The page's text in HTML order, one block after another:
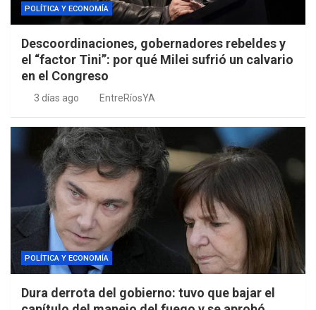
POLÍTICA Y ECONOMÍA
Descoordinaciones, gobernadores rebeldes y
el “factor Tini”: por qué Milei sufrió un calvario
en el Congreso
3 días ago EntreRíosYA
POLÍTICA Y ECONOMÍA
Dura derrota del gobierno: tuvo que bajar el